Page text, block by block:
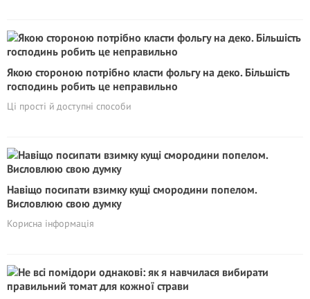
Якою стороною потрібно класти фольгу на деко. Більшість
господинь робить це неправильно
Ці прості й доступні способи
Навіщо посипати взимку кущі смородини попелом.
Висловлюю свою думку
Корисна інформація